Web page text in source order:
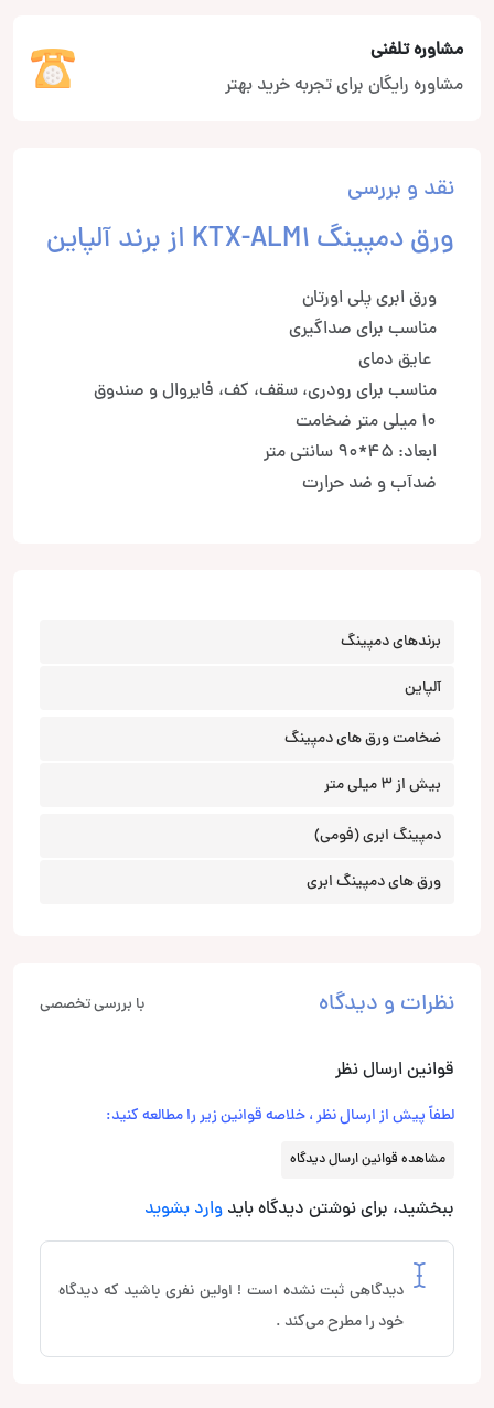
مشاوره تلفنی
مشاوره رایگان برای تجربه خرید بهتر
نقد و بررسی
ورق دمپینگ KTX-ALM1 از برند آلپاین
ورق ابری پلی اورتان
مناسب برای صداگیری
عایق دمای
مناسب برای رودری، سقف، کف، فایروال و صندوق
10 میلی متر ضخامت
ابعاد: 45*90 سانتی متر
ضدآب و ضد حرارت
برندهای دمپینگ
آلپاین
ضخامت ورق های دمپینگ
بیش از 3 میلی متر
دمپینگ ابری (فومی)
ورق های دمپینگ ابری
نظرات و دیدگاه با بررسی تخصصی
قوانین ارسال نظر
لطفاً پیش از ارسال نظر ، خلاصه قوانین زیر را مطالعه کنید:
مشاهده قوانین ارسال دیدگاه
ببخشید، برای نوشتن دیدگاه باید وارد بشوید
دیدگاهی ثبت نشده است ! اولین نفری باشید که دیدگاه
خود را مطرح می‌کند .